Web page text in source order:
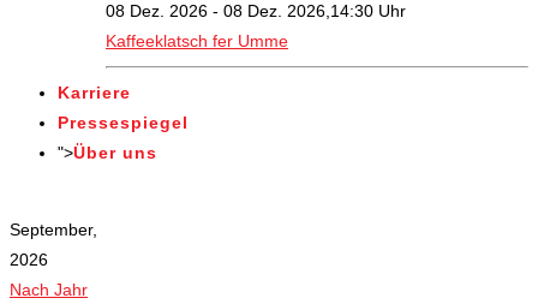
08 Dez. 2026 - 08 Dez. 2026,14:30 Uhr
Kaffeeklatsch fer Umme
Karriere
Pressespiegel
">Über uns
September,
2026
Nach Jahr